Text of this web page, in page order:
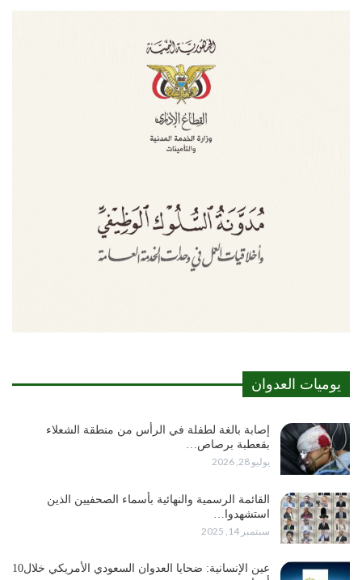
يوميات العدوان
إصابة بالغة لطفلة في الرأس من منطقة الشعلاء
بقعطبة برصاص…
يوليو 28, 2026
القائمة الرسمية والنهائية بأسماء الصحفيين الذين
استشهدوا…
سبتمبر 14, 2025
عين الإنسانية: ضحايا العدوان السعودي الأمريكي خلال10